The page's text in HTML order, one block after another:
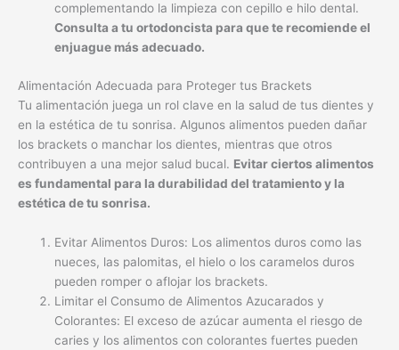
complementando la limpieza con cepillo e hilo dental.
Consulta a tu ortodoncista para que te recomiende el
enjuague más adecuado.
Alimentación Adecuada para Proteger tus Brackets
Tu alimentación juega un rol clave en la salud de tus dientes y
en la estética de tu sonrisa. Algunos alimentos pueden dañar
los brackets o manchar los dientes, mientras que otros
contribuyen a una mejor salud bucal. Evitar ciertos alimentos
es fundamental para la durabilidad del tratamiento y la
estética de tu sonrisa.
Evitar Alimentos Duros: Los alimentos duros como las
nueces, las palomitas, el hielo o los caramelos duros
pueden romper o aflojar los brackets.
Limitar el Consumo de Alimentos Azucarados y
Colorantes: El exceso de azúcar aumenta el riesgo de
caries y los alimentos con colorantes fuertes pueden